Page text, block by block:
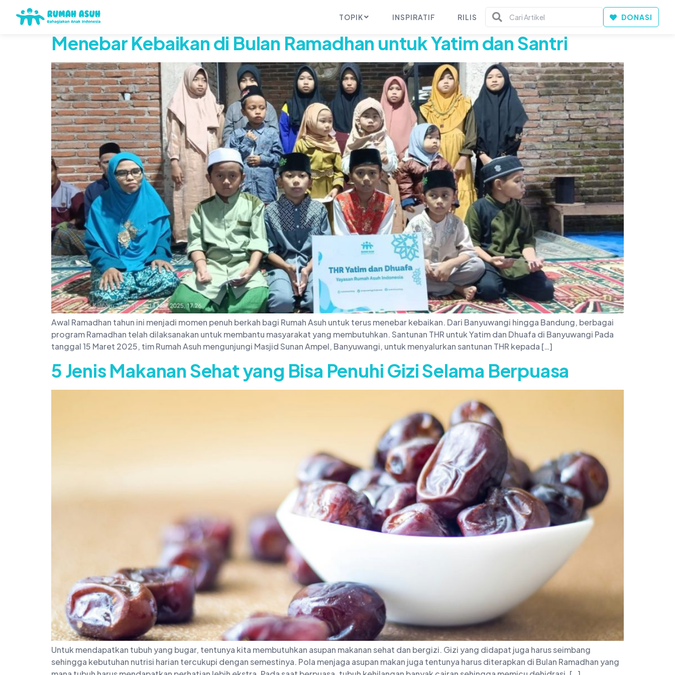
TOPIK INSPIRATIF RILIS DONASI
Tag:puasa
Menebar Kebaikan di Bulan Ramadhan untuk Yatim dan Santri
Awal Ramadhan tahun ini menjadi momen penuh berkah bagi Rumah Asuh untuk terus menebar kebaikan. Dari Banyuwangi hingga Bandung, berbagai
program Ramadhan telah dilaksanakan untuk membantu masyarakat yang membutuhkan. Santunan THR untuk Yatim dan Dhuafa di Banyuwangi Pada
tanggal 15 Maret 2025, tim Rumah Asuh mengunjungi Masjid Sunan Ampel, Banyuwangi, untuk menyalurkan santunan THR kepada […]
5 Jenis Makanan Sehat yang Bisa Penuhi Gizi Selama Berpuasa
Untuk mendapatkan tubuh yang bugar, tentunya kita membutuhkan asupan makanan sehat dan bergizi. Gizi yang didapat juga harus seimbang
sehingga kebutuhan nutrisi harian tercukupi dengan semestinya. Pola menjaga asupan makan juga tentunya harus diterapkan di Bulan Ramadhan yang